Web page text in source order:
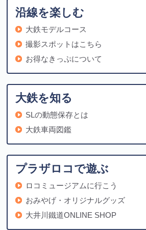
沿線を楽しむ
大鉄モデルコース
撮影スポットはこちら
お得なきっぷについて
大鉄を知る
SLの動態保存とは
大鉄車両図鑑
プラザロコで遊ぶ
ロコミュージアムに行こう
おみやげ・オリジナルグッズ
大井川鐵道ONLINE SHOP